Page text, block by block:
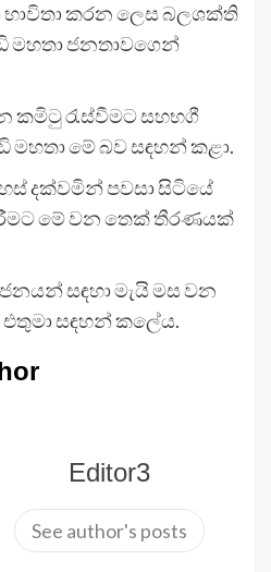
භාවිතා කරන ලෙස බලශක්ති
මහතා ජනතාවගෙන්
කමිටු රැස්වීමට සහභගී
මේ බව සඳහන් කළා.
දක්වමින් පවසා සිටියේ
මේ වන තෙක් තීරණයක්
සඳහා මැයි මස වන
සඳහන් කලේය.
Editor3
See author's posts